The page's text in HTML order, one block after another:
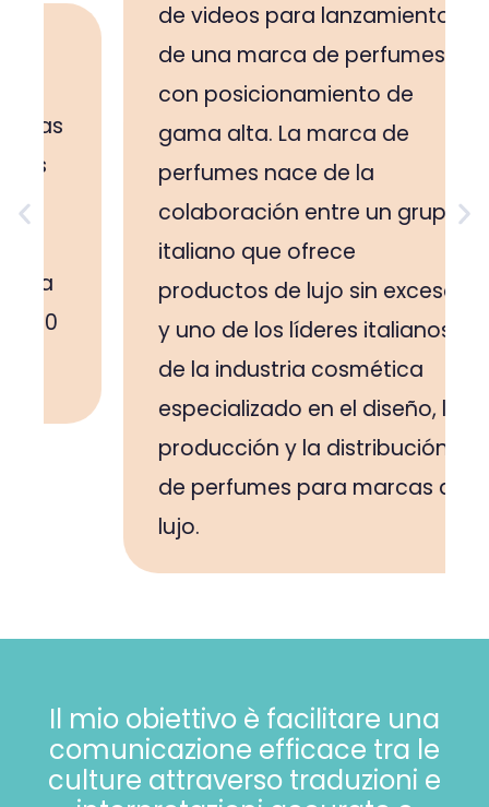
de videos para lanzamiento
de una marca de perfumes
con posicionamiento de
gama alta. La marca de
perfumes nace de la
colaboración entre un grupo
italiano que ofrece
productos de lujo sin exceso
y uno de los líderes italianos
de la industria cosmética
especializado en el diseño, la
producción y la distribución
de perfumes para marcas de
Il mio obiettivo è facilitare una
comunicazione efficace tra le
culture attraverso traduzioni e